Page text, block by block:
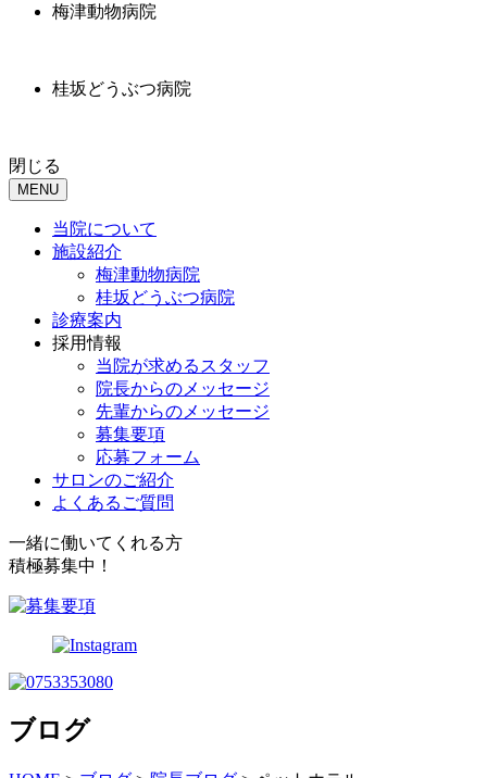
梅津動物病院
桂坂どうぶつ病院
閉じる
MENU
当院について
施設紹介
梅津動物病院
桂坂どうぶつ病院
診療案内
採用情報
当院が求めるスタッフ
院長からのメッセージ
先輩からのメッセージ
募集要項
応募フォーム
サロンのご紹介
よくあるご質問
一緒に働いてくれる方
積極募集中！
ブログ